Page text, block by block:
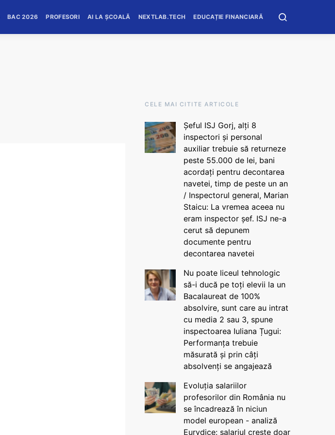
BAC 2026 PROFESORI AI LA ȘCOALĂ NEXTLAB.TECH EDUCAȚIE FINANCIARĂ
CELE MAI CITITE ARTICOLE
Șeful ISJ Gorj, alți 8
inspectori și personal
auxiliar trebuie să returneze
peste 55.000 de lei, bani
acordați pentru decontarea
navetei, timp de peste un an
/ Inspectorul general, Marian
Staicu: La vremea aceea nu
eram inspector șef. ISJ ne-a
cerut să depunem
documente pentru
decontarea navetei
Nu poate liceul tehnologic
să-i ducă pe toți elevii la un
Bacalaureat de 100%
absolvire, sunt care au intrat
cu media 2 sau 3, spune
inspectoarea Iuliana Țugui:
Performanța trebuie
măsurată și prin câți
absolvenți se angajează
Evoluția salariilor
profesorilor din România nu
se încadrează în niciun
model european - analiză
Eurydice: salariul crește doar